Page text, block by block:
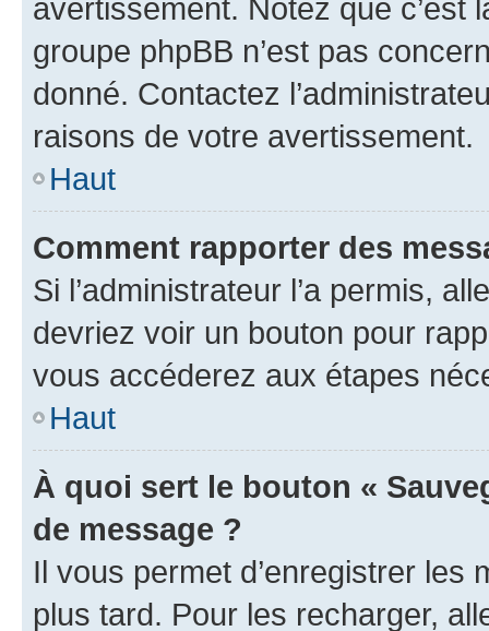
avertissement. Notez que c’est
groupe phpBB n’est pas
donné. Contactez
raisons de votre avertissement.
Haut
Comment rapporter des
Si l’administrateur l’a permis,
devriez voir un bouton pour
vous accéderez aux étapes
Haut
À quoi sert le bouton «
de message ?
Il vous permet d’enregistrer
plus tard. Pour les recharger,